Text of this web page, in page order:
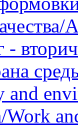
and
Work